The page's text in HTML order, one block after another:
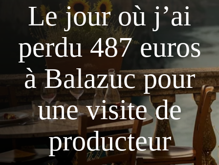
Le jour où j’ai
perdu 487 euros
à Balazuc pour
une visite de
producteur